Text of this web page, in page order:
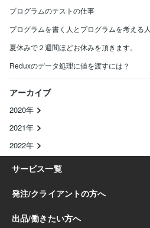
プログラムのテストの仕事
プログラムを書く人とプログラムを考える人
夏休みで２週間ほどお休みを頂きます。
Reduxのデータ処理に値を渡すには？
アーカイブ
2020年
2021年
2022年